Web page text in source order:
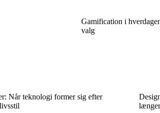
Gamification i
valg
Når teknologi former sig efter